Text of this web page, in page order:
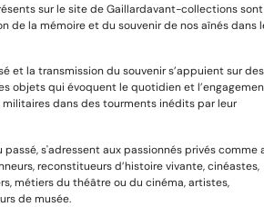
sur le site de Gaillardavant-collections sont
de la mémoire et du souvenir de nos aînés dans
et la transmission du souvenir s’appuient sur des
objets qui évoquent le quotidien et
militaires dans des tourments inédits par leur
s'adressent aux passionnés privés comme
reconstitueurs d’histoire vivante, cinéastes,
métiers du théâtre ou du cinéma, artistes,
de musée.
et transmettre